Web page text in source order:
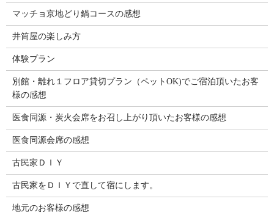
マッチョ京地どり鍋コースの感想
井筒屋の楽しみ方
体験プラン
別館・離れ１フロア貸切プラン（ペットOK)でご宿泊頂いたお客
様の感想
医食同源・炭火会席をお召し上がり頂いたお客様の感想
医食同源会席の感想
古民家ＤＩＹ
古民家をＤＩＹで直して宿にします。
地元のお客様の感想